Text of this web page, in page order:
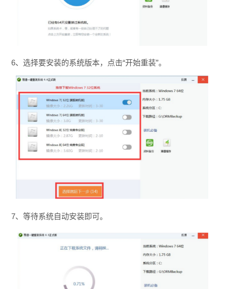
6、选择要安装的系统版本，点击“开始重装”。
7、等待系统自动安装即可。